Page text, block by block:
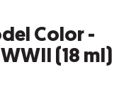
Color -
(18 ml)